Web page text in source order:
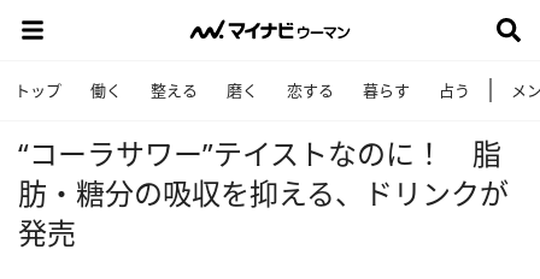
トップ 働く 整える 磨く 恋する 暮らす 占う メ
“コーラサワー”テイストなのに！ 脂
肪・糖分の吸収を抑える、ドリンクが
発売